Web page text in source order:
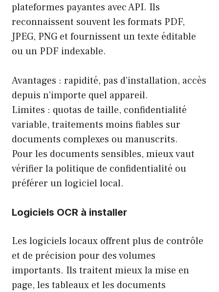
plateformes payantes avec API. Ils
reconnaissent souvent les formats PDF,
JPEG, PNG et fournissent un texte éditable
ou un PDF indexable.
Avantages : rapidité, pas d’installation, accès
depuis n’importe quel appareil.
Limites : quotas de taille, confidentialité
variable, traitements moins fiables sur
documents complexes ou manuscrits.
Pour les documents sensibles, mieux vaut
vérifier la politique de confidentialité ou
préférer un logiciel local.
Logiciels OCR à installer
Les logiciels locaux offrent plus de contrôle
et de précision pour des volumes
importants. Ils traitent mieux la mise en
page, les tableaux et les documents